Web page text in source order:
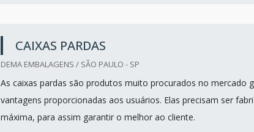
CAIXAS PARDAS
DEMA EMBALAGENS / SÃO PAULO - SP
As caixas pardas são produtos muito procurados no mercado
vantagens proporcionadas aos usuários. Elas precisam ser
máxima, para assim garantir o melhor ao cliente.